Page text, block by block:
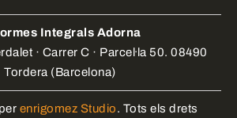
Integrals Adorna
· Carrer C · Parcel·la 50. 08490
Tordera (Barcelona)
enrigomez Studio. Tots els drets